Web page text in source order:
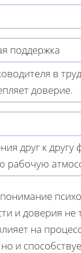
поддержка
в
доверие.
друг к другу
рабочую
и доверия не
на
и